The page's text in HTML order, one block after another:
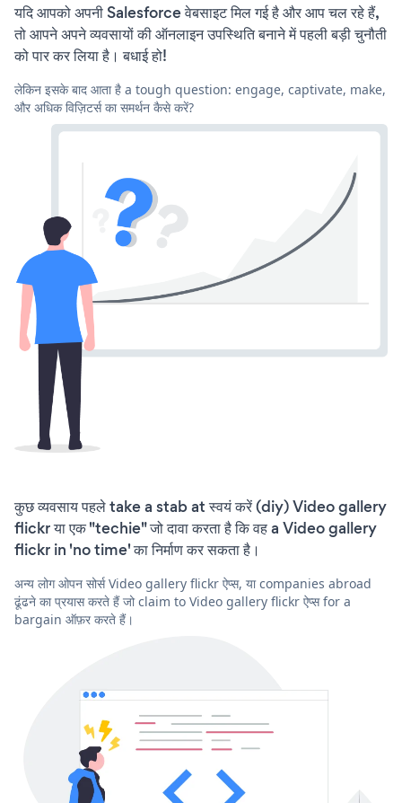
यदि आपको अपनी Salesforce वेबसाइट मिल गई है और आप चल रहे हैं,
तो आपने अपने व्यवसायों की ऑनलाइन उपस्थिति बनाने में पहली बड़ी चुनौती
को पार कर लिया है। बधाई हो!
लेकिन इसके बाद आता है a tough question: engage, captivate, make,
और अधिक विज़िटर्स का समर्थन कैसे करें?
कुछ व्यवसाय पहले take a stab at स्वयं करें (diy) Video gallery
flickr या एक "techie" जो दावा करता है कि वह a Video gallery
flickr in 'no time' का निर्माण कर सकता है।
अन्य लोग ओपन सोर्स Video gallery flickr ऐप्स, या companies abroad
ढूंढने का प्रयास करते हैं जो claim to Video gallery flickr ऐप्स for a
bargain ऑफ़र करते हैं।